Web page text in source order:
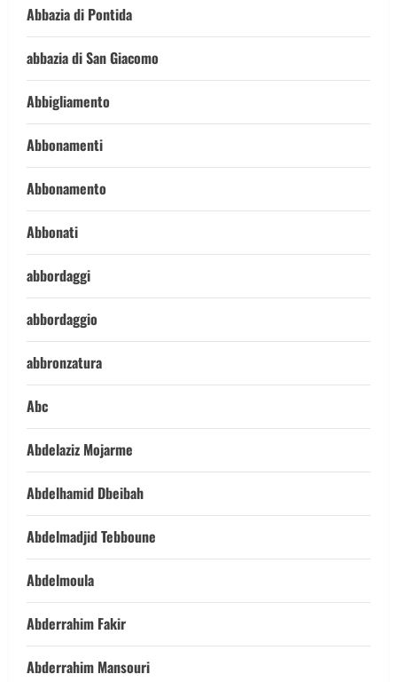
Abbazia di Pontida
abbazia di San Giacomo
Abbigliamento
Abbonamenti
Abbonamento
Abbonati
abbordaggi
abbordaggio
abbronzatura
Abc
Abdelaziz Mojarme
Abdelhamid Dbeibah
Abdelmadjid Tebboune
Abdelmoula
Abderrahim Fakir
Abderrahim Mansouri